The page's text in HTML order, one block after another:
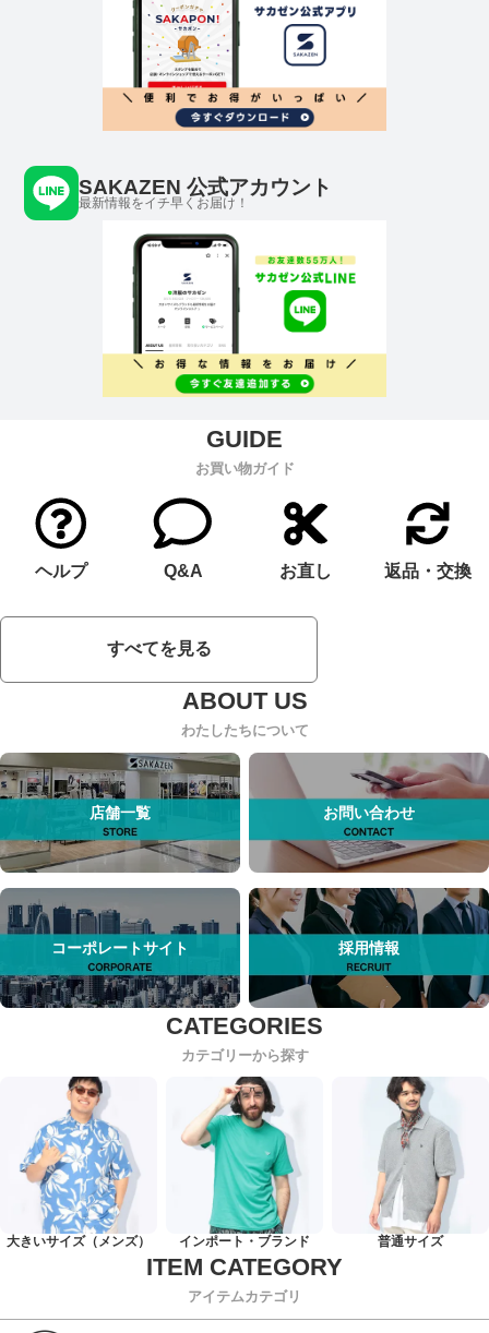
SAKAZEN 公式アカウント
最新情報をイチ早くお届け！
お買い物ガイド
ヘルプ Q&A お直し 返品・交換
すべてを見る
わたしたちについて
店舗一覧 お問い合わせ
コーポレートサイト 採用情報
カテゴリーから探す
大きいサイズ（メンズ） インポート・ブランド 普通サイズ
アイテムカテゴリ